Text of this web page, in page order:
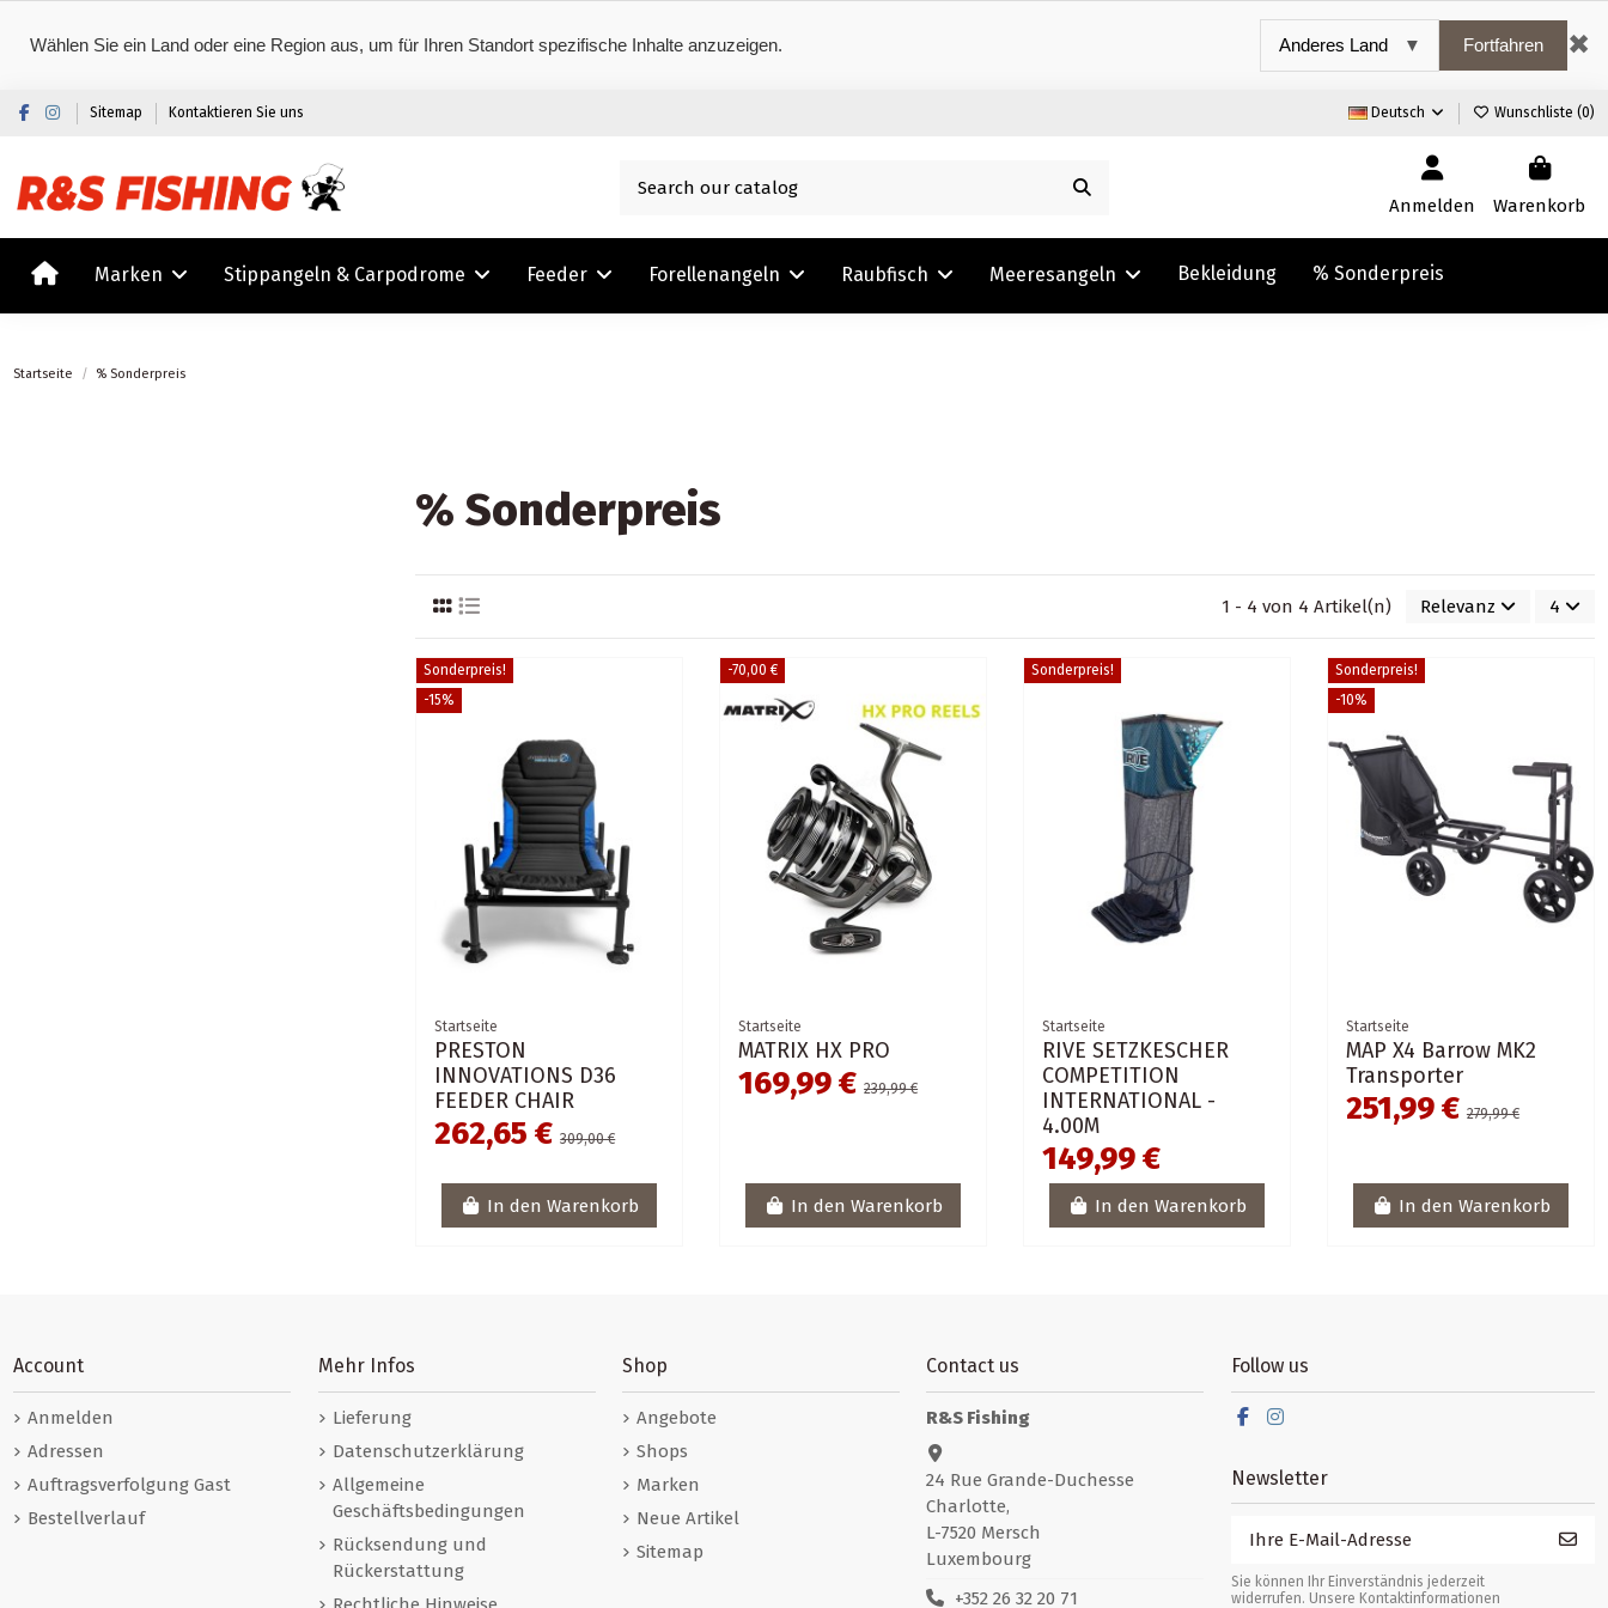
Wählen Sie ein Land oder eine Region aus, um für Ihren Standort spezifische Inhalte anzuzeigen. Fortfahren ✖
Sitemap Kontaktieren Sie uns Deutsch Wunschliste (0)
Anmelden Warenkorb
Marken Stippangeln & Carpodrome Feeder Forellenangeln Raubfisch Meeresangeln Bekleidung % Sonderpreis
Startseite % Sonderpreis
% Sonderpreis
1 - 4 von 4 Artikel(n) Relevanz 4
Sonderpreis!
-15%
Startseite
PRESTON
INNOVATIONS D36
FEEDER CHAIR
262,65 €309,00 €
In den Warenkorb
-70,00 €
Startseite
MATRIX HX PRO
169,99 €239,99 €
In den Warenkorb
Sonderpreis!
Startseite
RIVE SETZKESCHER
COMPETITION
INTERNATIONAL -
4.00M
149,99 €
In den Warenkorb
Sonderpreis!
-10%
Startseite
MAP X4 Barrow MK2
Transporter
251,99 € 279,99 €
In den Warenkorb
Account
Anmelden
Adressen
Auftragsverfolgung Gast
Bestellverlauf
Mehr Infos
Lieferung
Datenschutzerklärung
Allgemeine
Geschäftsbedingungen
Rücksendung und
Rückerstattung
Shop
Angebote
Shops
Marken
Neue Artikel
Sitemap
Contact us
R&S Fishing
24 Rue Grande-Duchesse
Charlotte,
L-7520 Mersch
Luxembourg
+352 26 32 20 71
Follow us
Newsletter
Sie können Ihr Einverständnis jederzeit
widerrufen. Unsere Kontaktinformationen